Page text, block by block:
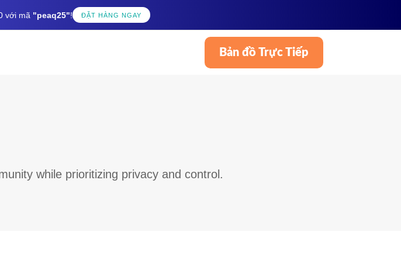
với mã "peaq25"! ĐẶT HÀNG NGAY
Bản đồ Trực Tiếp
while prioritizing privacy and control.